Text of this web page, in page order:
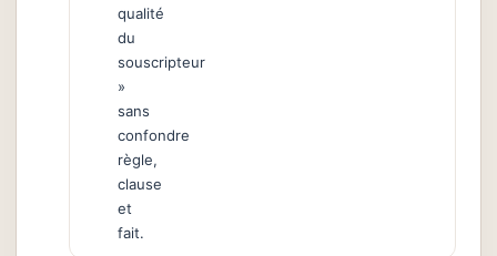
qualité
du
souscripteur
»
sans
confondre
règle,
clause
et
fait.